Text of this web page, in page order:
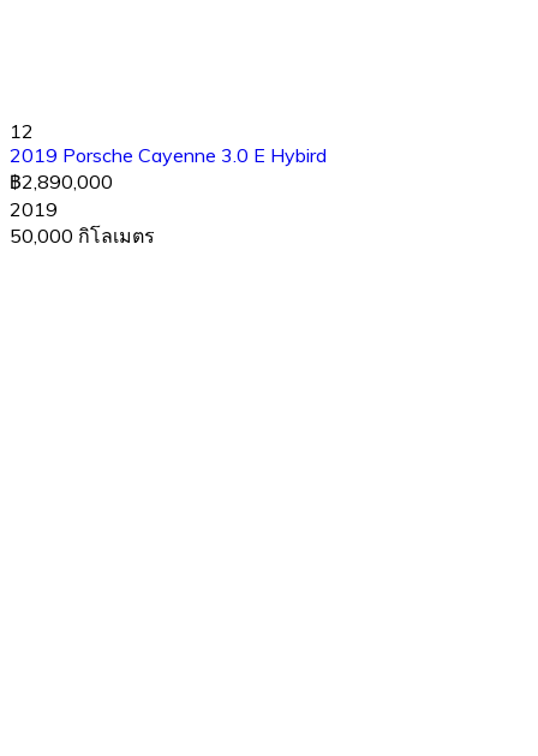
12
2019 Porsche Cayenne 3.0 E Hybird
฿2,890,000
2019
50,000 กิโลเมตร